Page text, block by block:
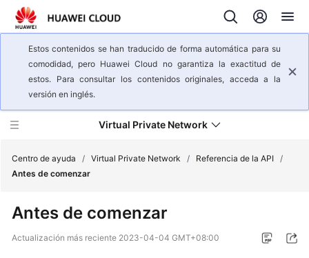
Estos contenidos se han traducido de forma automática para su
comodidad, pero Huawei Cloud no garantiza la exactitud de
estos. Para consultar los contenidos originales, acceda a la
versión en inglés.
Virtual Private Network
general
del
Centro de ayuda / Virtual Private Network / Referencia de la API /
Antes de comenzar
Antes de comenzar
Actualización más reciente 2023-04-04 GMT+08:00